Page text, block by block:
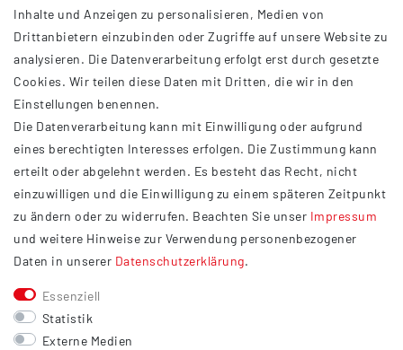
INFORMATIONEN
AGB
Impressum
Datenschutzerklärung
Widerrufsrecht
Barrierefreiheit
Service
Kontakt
Versand
Zahlung
Inhalte und Anzeigen zu personalisieren, Medien von
Drittanbietern einzubinden oder Zugriffe auf unsere Website zu
analysieren. Die Datenverarbeitung erfolgt erst durch gesetzte
Cookies. Wir teilen diese Daten mit Dritten, die wir in den
Einstellungen benennen.
Die Datenverarbeitung kann mit Einwilligung oder aufgrund
eines berechtigten Interesses erfolgen. Die Zustimmung kann
erteilt oder abgelehnt werden. Es besteht das Recht, nicht
einzuwilligen und die Einwilligung zu einem späteren Zeitpunkt
zu ändern oder zu widerrufen. Beachten Sie unser Impressum
und weitere Hinweise zur Verwendung personenbezogener
Daten in unserer Daten­schutz­erklärung.
Essenziell
Statistik
Externe Medien